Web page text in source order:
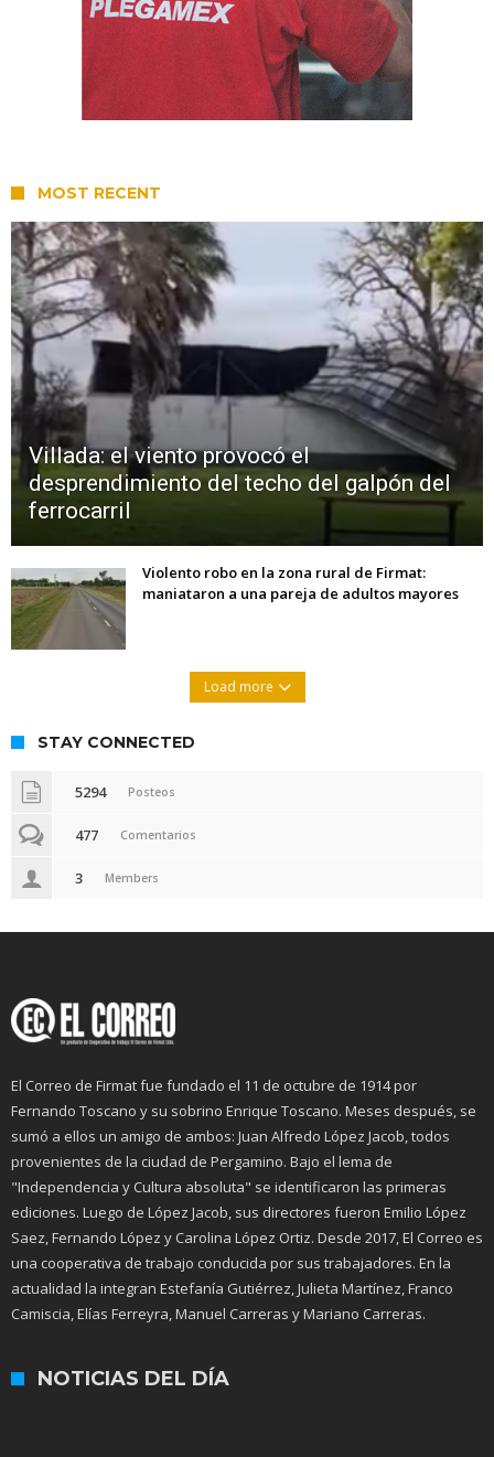
MOST RECENT
Villada: el viento provocó el
desprendimiento del techo del galpón del
ferrocarril
Violento robo en la zona rural de Firmat:
maniataron a una pareja de adultos mayores
Load more
STAY CONNECTED
5294 Posteos
477 Comentarios
3 Members
El Correo de Firmat fue fundado el 11 de octubre de 1914 por
Fernando Toscano y su sobrino Enrique Toscano. Meses después, se
sumó a ellos un amigo de ambos: Juan Alfredo López Jacob, todos
provenientes de la ciudad de Pergamino. Bajo el lema de
"Independencia y Cultura absoluta" se identificaron las primeras
ediciones. Luego de López Jacob, sus directores fueron Emilio López
Saez, Fernando López y Carolina López Ortiz. Desde 2017, El Correo es
una cooperativa de trabajo conducida por sus trabajadores. En la
actualidad la integran Estefanía Gutiérrez, Julieta Martínez, Franco
Camiscia, Elías Ferreyra, Manuel Carreras y Mariano Carreras.
NOTICIAS DEL DÍA